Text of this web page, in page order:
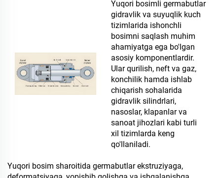
Yuqori bosimli germabutlar
gidravlik va suyuqlik kuch
tizimlarida ishonchli
bosimni saqlash muhim
ahamiyatga ega bo'lgan
asosiy komponentlardir.
Ular qurilish, neft va gaz,
konchilik hamda ishlab
chiqarish sohalarida
gidravlik silindrlari,
nasoslar, klapanlar va
sanoat jihozlari kabi turli
xil tizimlarda keng
qo'llaniladi.
Yuqori bosim sharoitida germabutlar ekstruziyaga,